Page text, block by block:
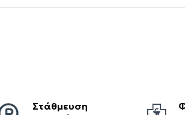
Στάθμευση